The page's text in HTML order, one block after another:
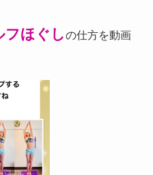
フほぐしの仕方を動画